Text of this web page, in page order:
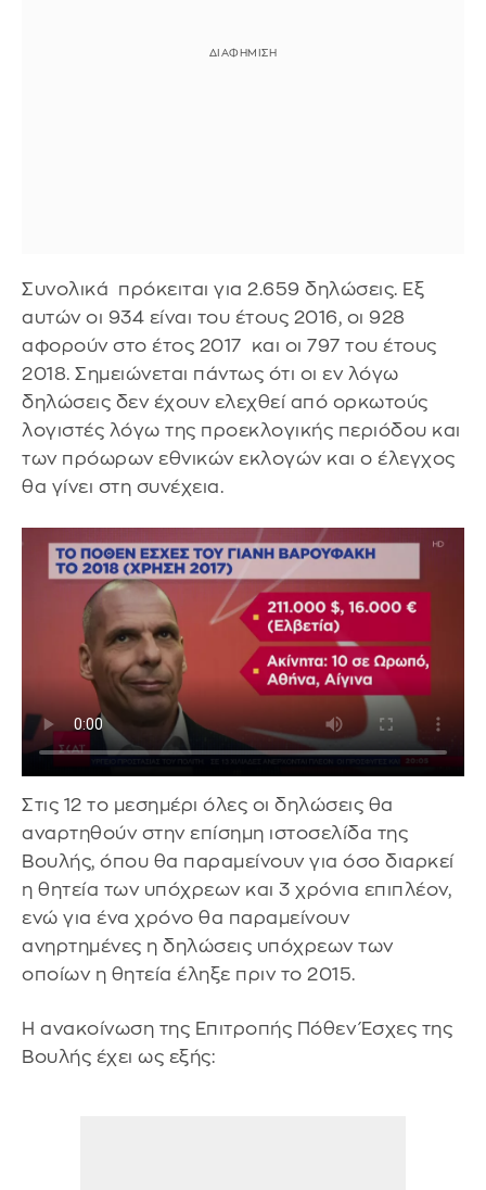
Συνολικά πρόκειται για 2.659 δηλώσεις. Εξ
αυτών οι 934 είναι του έτους 2016, οι 928
αφορούν στο έτος 2017 και οι 797 του έτους
2018. Σημειώνεται πάντως ότι οι εν λόγω
δηλώσεις δεν έχουν ελεχθεί από ορκωτούς
λογιστές λόγω της προεκλογικής περιόδου και
των πρόωρων εθνικών εκλογών και ο έλεγχος
θα γίνει στη συνέχεια.
Στις 12 το μεσημέρι όλες οι δηλώσεις θα
αναρτηθούν στην επίσημη ιστοσελίδα της
Βουλής, όπου θα παραμείνουν για όσο διαρκεί
η θητεία των υπόχρεων και 3 χρόνια επιπλέον,
ενώ για ένα χρόνο θα παραμείνουν
ανηρτημένες η δηλώσεις υπόχρεων των
οποίων η θητεία έληξε πριν το 2015.
Η ανακοίνωση της Επιτροπής Πόθεν Έσχες της
Βουλής έχει ως εξής: